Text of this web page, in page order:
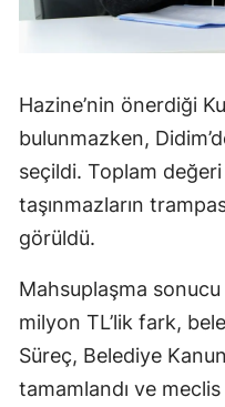
Hazine’nin önerdiği
bulunmazken,
seçildi. Toplam
taşınmazların
görüldü.
Mahsuplaşma
milyon TL’lik fark,
Süreç, Belediye
tamamlandı ve